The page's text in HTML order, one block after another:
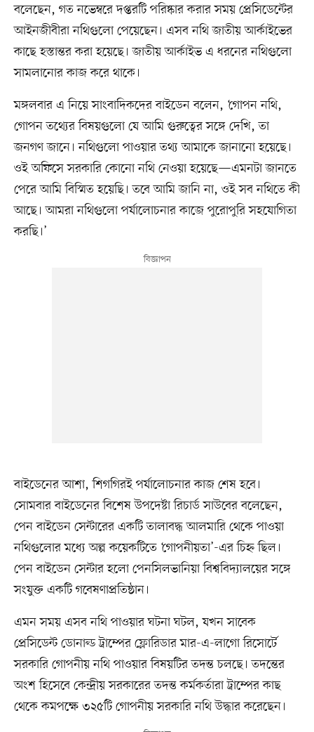
বলেছেন, গত নভেম্বরে দপ্তরটি পরিষ্কার করার সময় প্রেসিডেন্টের
আইনজীবীরা নথিগুলো পেয়েছেন। এসব নথি জাতীয় আর্কাইভের
কাছে হস্তান্তর করা হয়েছে। জাতীয় আর্কাইভ এ ধরনের নথিগুলো
সামলানোর কাজ করে থাকে।
মঙ্গলবার এ নিয়ে সাংবাদিকদের বাইডেন বলেন, ‘গোপন নথি,
গোপন তথ্যের বিষয়গুলো যে আমি গুরুত্বের সঙ্গে দেখি, তা
জনগণ জানে। নথিগুলো পাওয়ার তথ্য আমাকে জানানো হয়েছে।
ওই অফিসে সরকারি কোনো নথি নেওয়া হয়েছে—এমনটা জানতে
পেরে আমি বিস্মিত হয়েছি। তবে আমি জানি না, ওই সব নথিতে কী
আছে। আমরা নথিগুলো পর্যালোচনার কাজে পুরোপুরি সহযোগিতা
করছি।’
বাইডেনের আশা, শিগগিরই পর্যালোচনার কাজ শেষ হবে।
সোমবার বাইডেনের বিশেষ উপদেষ্টা রিচার্ড সাউবের বলেছেন,
পেন বাইডেন সেন্টারের একটি তালাবদ্ধ আলমারি থেকে পাওয়া
নথিগুলোর মধ্যে অল্প কয়েকটিতে ‘গোপনীয়তা’-এর চিহ্ন ছিল।
পেন বাইডেন সেন্টার হলো পেনসিলভানিয়া বিশ্ববিদ্যালয়ের সঙ্গে
সংযুক্ত একটি গবেষণাপ্রতিষ্ঠান।
এমন সময় এসব নথি পাওয়ার ঘটনা ঘটল, যখন সাবেক
প্রেসিডেন্ট ডোনাল্ড ট্রাম্পের ফ্লোরিডার মার-এ-লাগো রিসোর্টে
সরকারি গোপনীয় নথি পাওয়ার বিষয়টির তদন্ত চলছে। তদন্তের
অংশ হিসেবে কেন্দ্রীয় সরকারের তদন্ত কর্মকর্তারা ট্রাম্পের কাছ
থেকে কমপক্ষে ৩২৫টি গোপনীয় সরকারি নথি উদ্ধার করেছেন।